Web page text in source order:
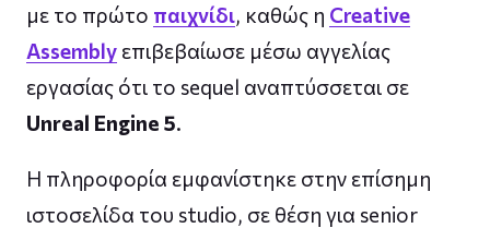
με το πρώτο παιχνίδι, καθώς η Creative
Assembly επιβεβαίωσε μέσω αγγελίας
εργασίας ότι το sequel αναπτύσσεται σε
Unreal Engine 5.
Η πληροφορία εμφανίστηκε στην επίσημη
ιστοσελίδα του studio, σε θέση για senior